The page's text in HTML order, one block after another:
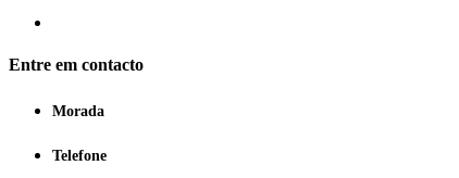
Entre em contacto
Morada
Telefone